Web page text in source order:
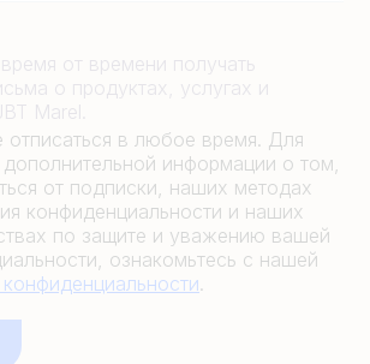
от времени получать
о продуктах, услугах и
Marel.
в любое время. Для
дополнительной информации о том,
от подписки, наших методах
конфиденциальности и наших
по защите и уважению вашей
ознакомьтесь с нашей
.